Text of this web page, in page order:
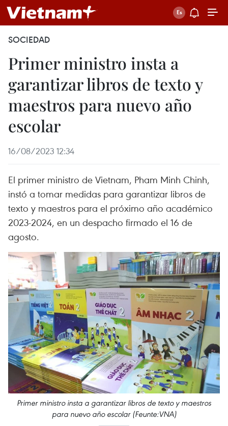
SOCIEDAD
Primer ministro insta a
garantizar libros de texto y
maestros para nuevo año
escolar
16/08/2023 12:34
El primer ministro de Vietnam, Pham Minh Chinh,
instó a tomar medidas para garantizar libros de
texto y maestros para el próximo año académico
2023-2024, en un despacho firmado el 16 de
agosto.
Primer ministro insta a garantizar libros de texto y maestros
para nuevo año escolar (Feunte:VNA)